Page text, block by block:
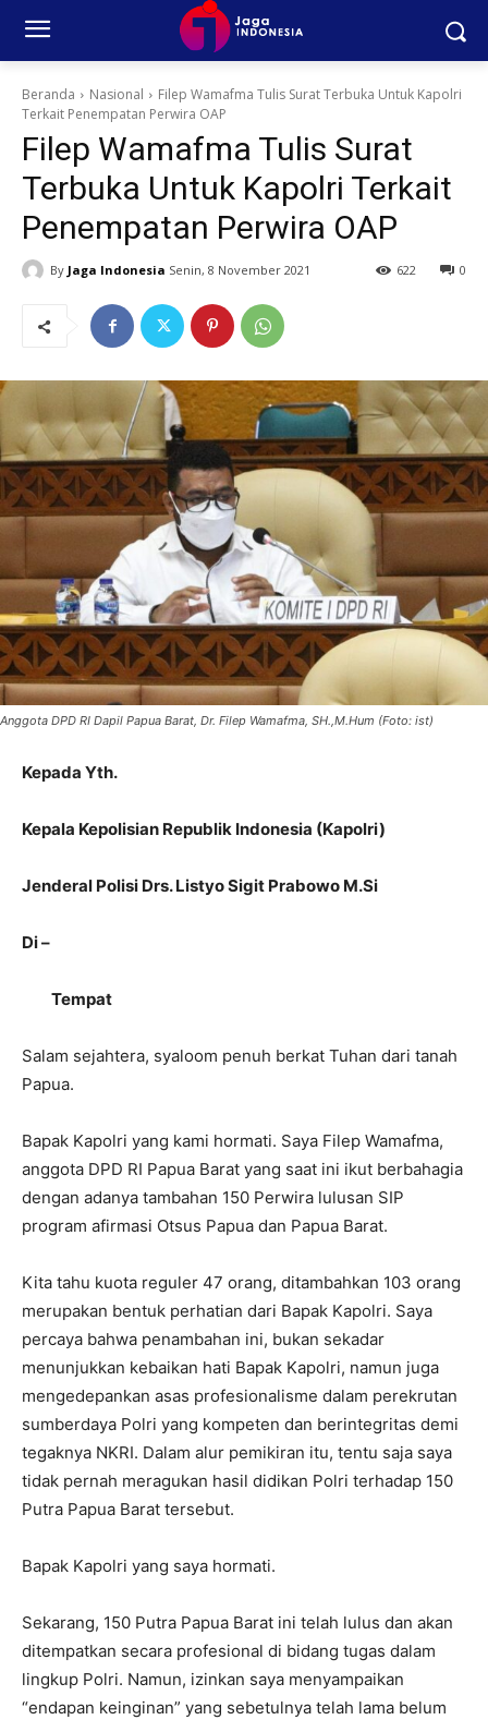
Beranda Nasional
Filep Wamafma Tulis Surat Terbuka Untuk Kapolri
Terkait Penempatan Perwira OAP
Filep Wamafma Tulis Surat
Terbuka Untuk Kapolri Terkait
Penempatan Perwira OAP
By Jaga Indonesia Senin, 8 November 2021 0
622
Anggota DPD RI Dapil Papua Barat, Dr. Filep Wamafma, SH.,M.Hum (Foto: ist)
Kepada Yth.
Kepala Kepolisian Republik Indonesia (Kapolri)
Jenderal Polisi Drs. Listyo Sigit Prabowo M.Si
Di –
Tempat
Salam sejahtera, syaloom penuh berkat Tuhan dari tanah
Papua.
Bapak Kapolri yang kami hormati. Saya Filep Wamafma,
anggota DPD RI Papua Barat yang saat ini ikut berbahagia
dengan adanya tambahan 150 Perwira lulusan SIP
program afirmasi Otsus Papua dan Papua Barat.
Kita tahu kuota reguler 47 orang, ditambahkan 103 orang
merupakan bentuk perhatian dari Bapak Kapolri. Saya
percaya bahwa penambahan ini, bukan sekadar
menunjukkan kebaikan hati Bapak Kapolri, namun juga
mengedepankan asas profesionalisme dalam perekrutan
sumberdaya Polri yang kompeten dan berintegritas demi
tegaknya NKRI. Dalam alur pemikiran itu, tentu saja saya
tidak pernah meragukan hasil didikan Polri terhadap 150
Putra Papua Barat tersebut.
Bapak Kapolri yang saya hormati.
Sekarang, 150 Putra Papua Barat ini telah lulus dan akan
ditempatkan secara profesional di bidang tugas dalam
lingkup Polri. Namun, izinkan saya menyampaikan
“endapan keinginan” yang sebetulnya telah lama belum